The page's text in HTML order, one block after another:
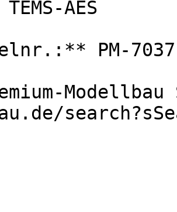
AES
PM-7037